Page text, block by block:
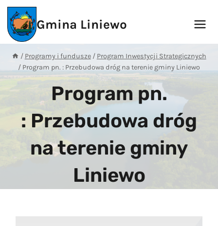
Przejdź
treści
Gmina Liniewo
/ Programy i fundusze / Program Inwestycji Strategicznych
/ Program pn. : Przebudowa dróg na terenie gminy Liniewo
Program pn.
: Przebudowa dróg
na terenie gminy
Liniewo